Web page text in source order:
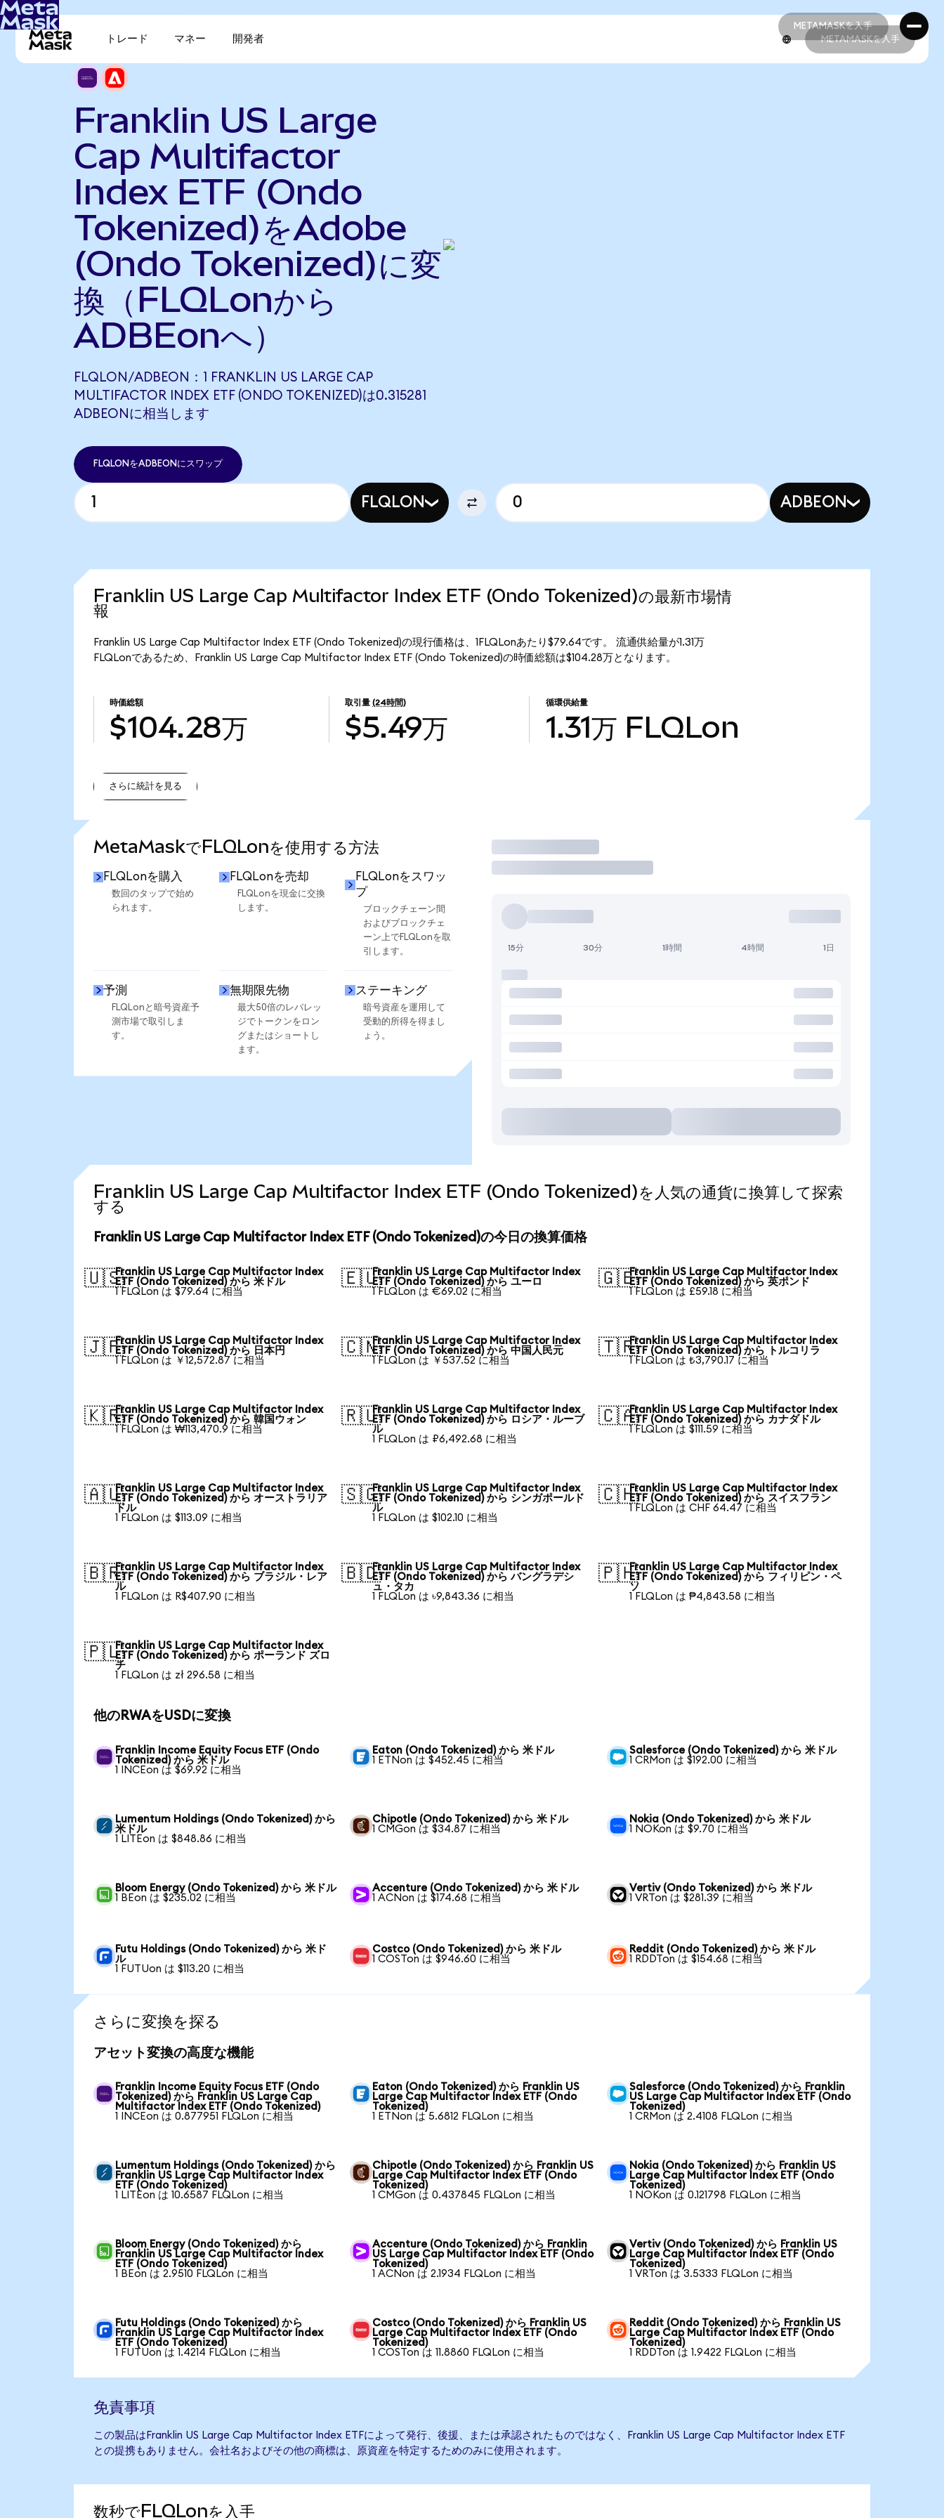
METAMASKを入手
METAMASKを入手
トレード マネー 開発者 METAMASKを入手
Franklin US Large
Cap Multifactor
Index ETF (Ondo
Tokenized)をAdobe
(Ondo Tokenized)に変
換（FLQLonから
ADBEonへ）
FLQLON/ADBEON：1 FRANKLIN US LARGE CAP
MULTIFACTOR INDEX ETF (ONDO TOKENIZED)は0.315281
ADBEONに相当します
FLQLONをADBEONにスワップ
FLQLON ADBEON
Franklin US Large Cap Multifactor Index ETF (Ondo Tokenized)の最新市場情
報
Franklin US Large Cap Multifactor Index ETF (Ondo Tokenized)の現行価格は、1FLQLonあたり$79.64です。 流通供給量が1.31万
FLQLonであるため、Franklin US Large Cap Multifactor Index ETF (Ondo Tokenized)の時価総額は$104.28万となります。
時価総額
$104.28万
取引量 (24時間)
$5.49万
循環供給量
1.31万 FLQLon
さらに統計を見る
MetaMaskでFLQLonを使用する方法
FLQLonを購入
数回のタップで始め
られます。
FLQLonを売却
FLQLonを現金に交換
します。
FLQLonをスワッ
プ
ブロックチェーン間
およびブロックチェ
ーン上でFLQLonを取
引します。
予測
FLQLonと暗号資産予
測市場で取引しま
す。
無期限先物
最大50倍のレバレッ
ジでトークンをロン
グまたはショートし
ます。
ステーキング
暗号資産を運用して
受動的所得を得まし
ょう。
取引
15分 30分 1時間 4時間 1日
Franklin US Large Cap Multifactor Index ETF (Ondo Tokenized)を人気の通貨に換算して探索
する
Franklin US Large Cap Multifactor Index ETF (Ondo Tokenized)の今日の換算価格
🇺🇸Franklin US Large Cap Multifactor Index
ETF (Ondo Tokenized) から 米ドル
1 FLQLon は $79.64 に相当
🇪🇺Franklin US Large Cap Multifactor Index
ETF (Ondo Tokenized) から ユーロ
1 FLQLon は €69.02 に相当
🇬🇧Franklin US Large Cap Multifactor Index
ETF (Ondo Tokenized) から 英ポンド
1 FLQLon は £59.18 に相当
🇯🇵Franklin US Large Cap Multifactor Index
ETF (Ondo Tokenized) から 日本円
1 FLQLon は ￥12,572.87 に相当
🇨🇳Franklin US Large Cap Multifactor Index
ETF (Ondo Tokenized) から 中国人民元
1 FLQLon は ￥537.52 に相当
🇹🇷Franklin US Large Cap Multifactor Index
ETF (Ondo Tokenized) から トルコリラ
1 FLQLon は ₺3,790.17 に相当
🇰🇷Franklin US Large Cap Multifactor Index
ETF (Ondo Tokenized) から 韓国ウォン
1 FLQLon は ₩113,470.9 に相当
🇷🇺Franklin US Large Cap Multifactor Index
ETF (Ondo Tokenized) から ロシア・ルーブ
ル
1 FLQLon は ₽6,492.68 に相当
🇨🇦Franklin US Large Cap Multifactor Index
ETF (Ondo Tokenized) から カナダドル
1 FLQLon は $111.59 に相当
🇦🇺Franklin US Large Cap Multifactor Index
ETF (Ondo Tokenized) から オーストラリア
ドル
1 FLQLon は $113.09 に相当
🇸🇬Franklin US Large Cap Multifactor Index
ETF (Ondo Tokenized) から シンガポールド
ル
1 FLQLon は $102.10 に相当
🇨🇭Franklin US Large Cap Multifactor Index
ETF (Ondo Tokenized) から スイスフラン
1 FLQLon は CHF 64.47 に相当
🇧🇷Franklin US Large Cap Multifactor Index
ETF (Ondo Tokenized) から ブラジル・レア
ル
1 FLQLon は R$407.90 に相当
🇧🇩Franklin US Large Cap Multifactor Index
ETF (Ondo Tokenized) から バングラデシ
ュ・タカ
1 FLQLon は ৳9,843.36 に相当
🇵🇭Franklin US Large Cap Multifactor Index
ETF (Ondo Tokenized) から フィリピン・ペ
ソ
1 FLQLon は ₱4,843.58 に相当
🇵🇱Franklin US Large Cap Multifactor Index
ETF (Ondo Tokenized) から ポーランド ズロ
チ
1 FLQLon は zł 296.58 に相当
他のRWAをUSDに変換
Franklin Income Equity Focus ETF (Ondo
Tokenized) から 米ドル
1 INCEon は $69.92 に相当
Eaton (Ondo Tokenized) から 米ドル
1 ETNon は $452.45 に相当
Salesforce (Ondo Tokenized) から 米ドル
1 CRMon は $192.00 に相当
Lumentum Holdings (Ondo Tokenized) から
米ドル
1 LITEon は $848.86 に相当
Chipotle (Ondo Tokenized) から 米ドル
1 CMGon は $34.87 に相当
Nokia (Ondo Tokenized) から 米ドル
1 NOKon は $9.70 に相当
Bloom Energy (Ondo Tokenized) から 米ドル
1 BEon は $235.02 に相当
Accenture (Ondo Tokenized) から 米ドル
1 ACNon は $174.68 に相当
Vertiv (Ondo Tokenized) から 米ドル
1 VRTon は $281.39 に相当
Futu Holdings (Ondo Tokenized) から 米ド
ル
1 FUTUon は $113.20 に相当
Costco (Ondo Tokenized) から 米ドル
1 COSTon は $946.60 に相当
Reddit (Ondo Tokenized) から 米ドル
1 RDDTon は $154.68 に相当
さらに変換を探る
アセット変換の高度な機能
Franklin Income Equity Focus ETF (Ondo
Tokenized) から Franklin US Large Cap
Multifactor Index ETF (Ondo Tokenized)
1 INCEon は 0.877951 FLQLon に相当
Eaton (Ondo Tokenized) から Franklin US
Large Cap Multifactor Index ETF (Ondo
Tokenized)
1 ETNon は 5.6812 FLQLon に相当
Salesforce (Ondo Tokenized) から Franklin
US Large Cap Multifactor Index ETF (Ondo
Tokenized)
1 CRMon は 2.4108 FLQLon に相当
Lumentum Holdings (Ondo Tokenized) から
Franklin US Large Cap Multifactor Index
ETF (Ondo Tokenized)
1 LITEon は 10.6587 FLQLon に相当
Chipotle (Ondo Tokenized) から Franklin US
Large Cap Multifactor Index ETF (Ondo
Tokenized)
1 CMGon は 0.437845 FLQLon に相当
Nokia (Ondo Tokenized) から Franklin US
Large Cap Multifactor Index ETF (Ondo
Tokenized)
1 NOKon は 0.121798 FLQLon に相当
Bloom Energy (Ondo Tokenized) から
Franklin US Large Cap Multifactor Index
ETF (Ondo Tokenized)
1 BEon は 2.9510 FLQLon に相当
Accenture (Ondo Tokenized) から Franklin
US Large Cap Multifactor Index ETF (Ondo
Tokenized)
1 ACNon は 2.1934 FLQLon に相当
Vertiv (Ondo Tokenized) から Franklin US
Large Cap Multifactor Index ETF (Ondo
Tokenized)
1 VRTon は 3.5333 FLQLon に相当
Futu Holdings (Ondo Tokenized) から
Franklin US Large Cap Multifactor Index
ETF (Ondo Tokenized)
1 FUTUon は 1.4214 FLQLon に相当
Costco (Ondo Tokenized) から Franklin US
Large Cap Multifactor Index ETF (Ondo
Tokenized)
1 COSTon は 11.8860 FLQLon に相当
Reddit (Ondo Tokenized) から Franklin US
Large Cap Multifactor Index ETF (Ondo
Tokenized)
1 RDDTon は 1.9422 FLQLon に相当
免責事項
この製品はFranklin US Large Cap Multifactor Index ETFによって発行、後援、または承認されたものではなく、Franklin US Large Cap Multifactor Index ETF
との提携もありません。会社名およびその他の商標は、原資産を特定するためのみに使用されます。
数秒でFLQLonを入手